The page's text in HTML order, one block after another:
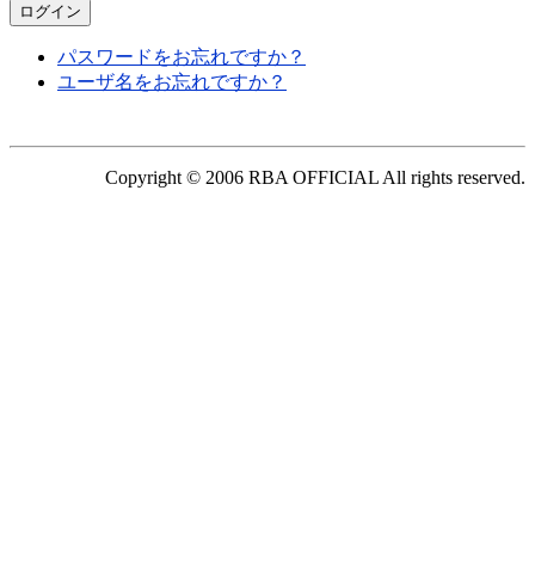
パスワードをお忘れですか？
ユーザ名をお忘れですか？
Copyright © 2006 RBA OFFICIAL All rights reserved.